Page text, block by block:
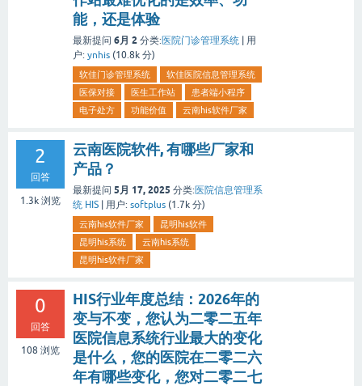
能，还是体验
最新提问 6月 2 分类:医院门诊管理系统 | 用
户: ynhis (10.8k 分)
软佳门诊管理系统
软佳医院信息管理系统
医保对接
医生工作站
患者端小程序
电子处方
功能价值 云南his软件厂家
2
回答
1.3k 浏览
云南医院软件, 有哪些厂家和
产品？
最新提问 5月 17, 2025 分类:医院信息管理系
统 HIS | 用户: softplus (1.7k 分)
云南his软件厂家
昆明his软件
昆明his系统
云南his系统
昆明his软件厂家
0
回答
108 浏览
HIS行业年度总结：2026年的
变与不变，您认为二零二五年
医院信息系统行业最大的变化
是什么，您的医院在二零二六
年有哪些变化，您对二零二七